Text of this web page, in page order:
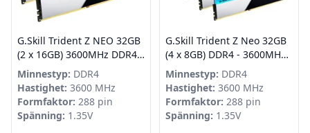
G.Skill Trident Z NEO 32GB
(2 x 16GB) 3600MHz DDR4
RGB
Minnestyp: DDR4
Hastighet: 3600 MHz
Formfaktor: 288 pin
Spänning: 1.35V
G.Skill Trident Z Neo 32GB
(4 x 8GB) DDR4 - 3600MHz -
RGB
Minnestyp: DDR4
Hastighet: 3600 MHz
Formfaktor: 288 pin
Spänning: 1.35V